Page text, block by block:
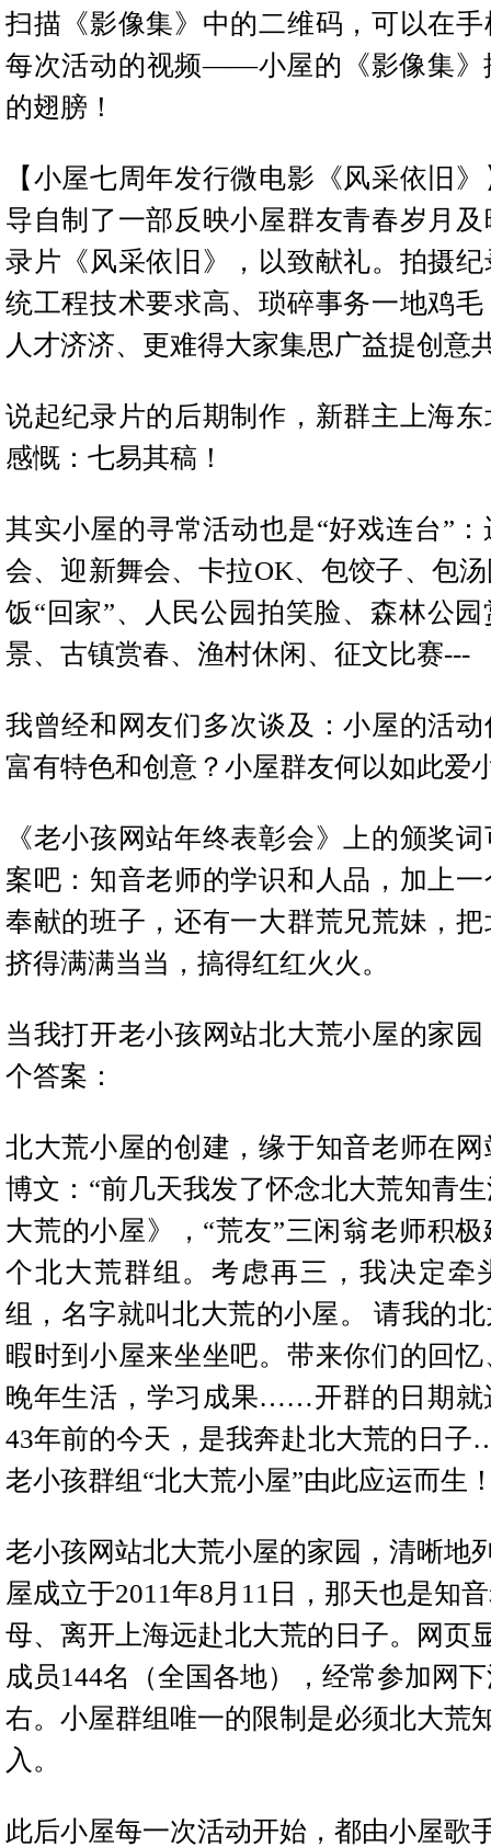
扫描《影像集》中的二维码，可以在
每次活动的视频——小屋的《影像集》
的翅膀！
【小屋七周年发行微电影《风采依旧
导自制了一部反映小屋群友青春岁月
录片《风采依旧》，以致献礼。拍摄
统工程技术要求高、琐碎事务一地鸡
人才济济、更难得大家集思广益提创意
说起纪录片的后期制作，新群主上海
感慨：七易其稿！
其实小屋的寻常活动也是“好戏连台”
会、迎新舞会、卡拉OK、包饺子、包
饭“回家”、人民公园拍笑脸、森林公
景、古镇赏春、渔村休闲、征文比赛---
我曾经和网友们多次谈及：小屋的活
富有特色和创意？小屋群友何以如此爱
《老小孩网站年终表彰会》上的颁奖
案吧： 知音老师的学识和人品，加上
奉献的班子，还有一大群荒兄荒妹，
挤得满满当当，搞得红红火火。
当我打开老小孩网站北大荒小屋的家
个答案：
北大荒小屋的创建，缘于知音老师在
博文：“前几天我发了怀念北大荒知青
大荒的小屋》，“荒友”三闲翁老师积
个北大荒群组。考虑再三，我决定牵
组，名字就叫北大荒的小屋。请我的
暇时到小屋来坐坐吧。带来你们的回
晚年生活，学习成果……开群的日期就
43年前的今天，是我奔赴北大荒的日
老小孩群组“北大荒小屋”由此应运而生
老小孩网站北大荒小屋的家园，清晰地
屋成立于2011年8月11日，那天也是知
母、离开上海远赴北大荒的日子。网页
成员144名（全国各地），经常参加网
右。小屋群组唯一的限制是必须北大荒
入。
此后小屋每一次活动开始，都由小屋歌